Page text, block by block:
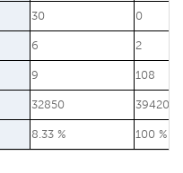
30 0
6 2
9 108
32850 394200
8.33 % 100 %